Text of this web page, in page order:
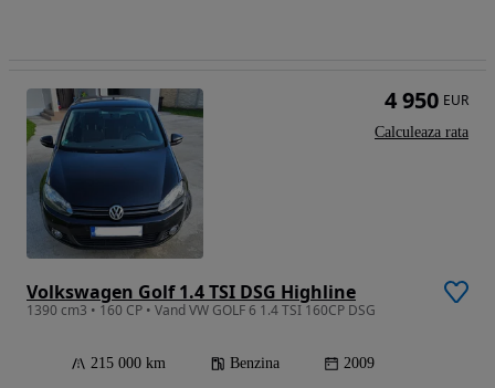
Volkswagen Golf 1.4 TSI DSG Highline
1390 cm3 • 160 CP • Vand VW GOLF 6 1.4 TSI 160CP DSG
215 000 km Benzina 2009
4 950 EUR
Calculeaza rata